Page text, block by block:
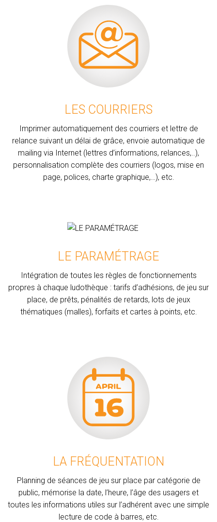
LES COURRIERS
Imprimer automatiquement des courriers et lettre de
relance suivant un délai de grâce, envoie automatique de
mailing via Internet (lettres d’informations, relances,..),
personnalisation complète des courriers (logos, mise en
page, polices, charte graphique,…), etc.
LE PARAMÉTRAGE
Intégration de toutes les règles de fonctionnements
propres à chaque ludothèque : tarifs d’adhésions, de jeu sur
place, de prêts, pénalités de retards, lots de jeux
thématiques (malles), forfaits et cartes à points, etc.
LA FRÉQUENTATION
Planning de séances de jeu sur place par catégorie de
public, mémorise la date, l’heure, l’âge des usagers et
toutes les informations utiles sur l’adhérent avec une simple
lecture de code à barres, etc.